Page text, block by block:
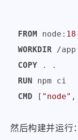
FROM node: 18
WORKDIR /app
COPY . .
RUN npm ci
CMD [ "node" ,
然后构建并运行：